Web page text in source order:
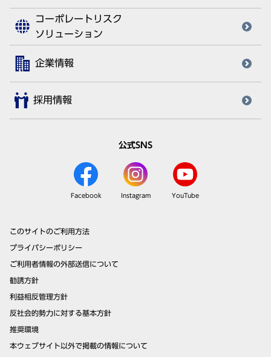
コーポレートリスク
ソリューション
企業情報
採用情報
公式SNS
Facebook Instagram YouTube
このサイトのご利用方法
プライバシーポリシー
ご利用者情報の外部送信について
勧誘方針
利益相反管理方針
反社会的勢力に対する基本方針
推奨環境
本ウェブサイト以外で掲載の情報について